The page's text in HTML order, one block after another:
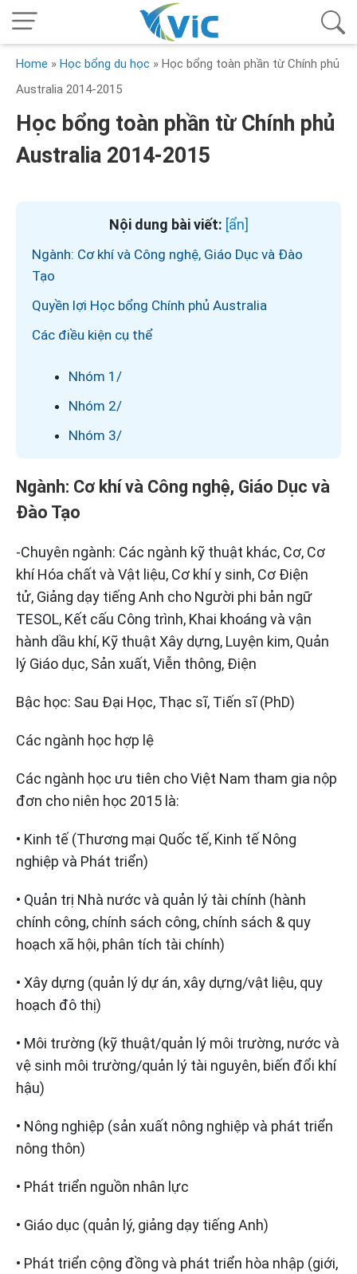
Home » Học bổng du học » Học bổng toàn phần từ Chính phủ
Australia 2014-2015
Học bổng toàn phần từ Chính phủ
Australia 2014-2015
Nội dung bài viết:
Ngành: Cơ khí và Công nghệ, Giáo Dục và Đào
Tạo
Quyền lợi Học bổng Chính phủ Australia
Các điều kiện cụ thể
Nhóm 1/
Nhóm 2/
Nhóm 3/
Ngành: Cơ khí và Công nghệ, Giáo Dục và
Đào Tạo
-Chuyên ngành: Các ngành kỹ thuật khác, Cơ, Cơ
khí Hóa chất và Vật liệu, Cơ khí y sinh, Cơ Điện
tử, Giảng dạy tiếng Anh cho Người phi bản ngữ
TESOL, Kết cấu Công trình, Khai khoáng và vận
hành dầu khí, Kỹ thuật Xây dựng, Luyện kim, Quản
lý Giáo dục, Sản xuất, Viễn thông, Điện
Bậc học: Sau Đại Học, Thạc sĩ, Tiến sĩ (PhD)
Các ngành học hợp lệ
Các ngành học ưu tiên cho Việt Nam tham gia nộp
đơn cho niên học 2015 là:
• Kinh tế (Thương mại Quốc tế, Kinh tế Nông
nghiệp và Phát triển)
• Quản trị Nhà nước và quản lý tài chính (hành
chính công, chính sách công, chính sách & quy
hoạch xã hội, phân tích tài chính)
• Xây dựng (quản lý dự án, xây dựng/vật liệu, quy
hoạch đô thị)
• Môi trường (kỹ thuật/quản lý môi trường, nước và
vệ sinh môi trường/quản lý tài nguyên, biến đổi khí
hậu)
• Nông nghiệp (sản xuất nông nghiệp và phát triển
nông thôn)
• Phát triển nguồn nhân lực
• Giáo dục (quản lý, giảng dạy tiếng Anh)
• Phát triển cộng đồng và phát triển hòa nhập (giới,